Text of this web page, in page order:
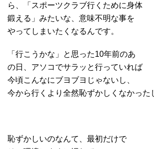
ら、「スポーツクラブ行くために身体
鍛える」みたいな、意味不明な事を
やってしまいたくなるんです。
「行こうかな」と思った10年前のあ
の日、アソコでサラッと行っていれば
今頃こんなにブヨブヨじゃないし、
今から行くより全然恥ずかしくなかった
恥ずかしいのなんて、最初だけで